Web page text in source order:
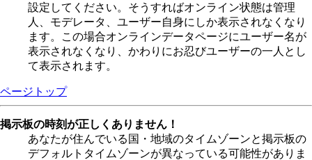
設定してください。そうすればオンライン状態は管理
人、モデレータ、ユーザー自身にしか表示されなくなり
ます。この場合オンラインデータページにユーザー名が
表示されなくなり、かわりにお忍びユーザーの一人とし
て表示されます。
ページトップ
掲示板の時刻が正しくありません！
あなたが住んでいる国・地域のタイムゾーンと掲示板の
デフォルトタイムゾーンが異なっている可能性がありま